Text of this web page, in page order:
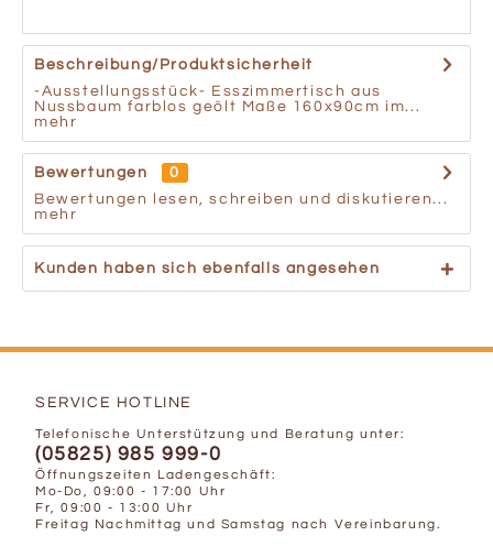
Beschreibung/Produktsicherheit
-Ausstellungsstück- Esszimmertisch aus
Nussbaum farblos geölt Maße 160x90cm im...
mehr
Bewertungen
0
Bewertungen lesen, schreiben und diskutieren...
mehr
Kunden haben sich ebenfalls angesehen
SERVICE HOTLINE
Telefonische Unterstützung und Beratung unter:
(05825) 985 999-0
Öffnungszeiten Ladengeschäft:
Mo-Do, 09:00 - 17:00 Uhr
Fr, 09:00 - 13:00 Uhr
Freitag Nachmittag und Samstag nach Vereinbarung.